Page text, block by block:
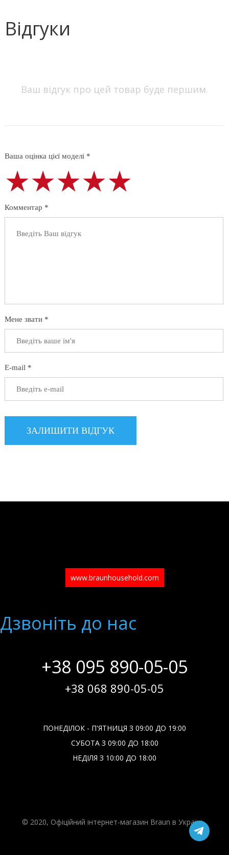
Відгуки
Ваш відгук про цей товар буде першим.
Ваша оцінка цієї моделі *
★★★★★
★★★★★
★★★★★
Комментар *
Мене звати *
E-mail *
www.braunhousehold.com
Дзвонiть до нас
+38 095 890-05-05
+38 068 890-05-05
ПОНЕДІЛОК - П'ЯТНИЦЯ З 09:00 ДО 19:00
СУБОТА З 09:00 ДО 18:00
НЕДІЛЯ З 10:00 ДО 18:00
© 2020, Офіційний інтернет-магазин Braun в Україні